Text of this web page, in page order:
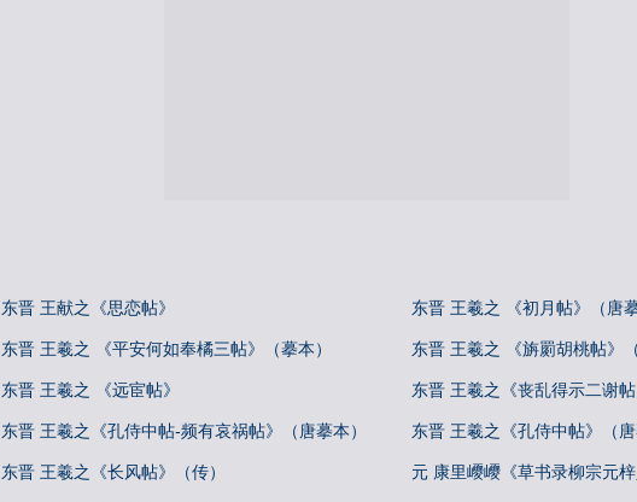
东晋 王献之《思恋帖》 东晋 王羲之 《初月帖》（唐
东晋 王羲之 《平安何如奉橘三帖》（摹本） 东晋 王羲之 《旃罽胡桃帖》
东晋 王羲之 《远宦帖》 东晋 王羲之《丧乱得示二谢
东晋 王羲之《孔侍中帖-频有哀祸帖》（唐摹本） 东晋 王羲之《孔侍中帖》（
东晋 王羲之《长风帖》（传） 元 康里巎巎《草书录柳宗元